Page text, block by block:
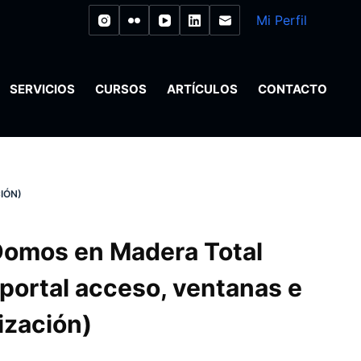
Mi Perfil
SERVICIOS CURSOS ARTÍCULOS CONTACTO
en Madera Total
acceso, ventanas e